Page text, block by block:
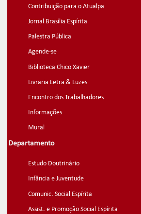
Contribuição para o Atualpa
Jornal Brasília Espírita
Palestra Pública
Agende-se
Biblioteca Chico Xavier
Livraria Letra & Luzes
Encontro dos Trabalhadores
Informações
Mural
Departamento
Estudo Doutrinário
Infância e Juventude
Comunic. Social Espírita
Assist. e Promoção Social Espírita